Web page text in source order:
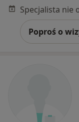
Poproś o